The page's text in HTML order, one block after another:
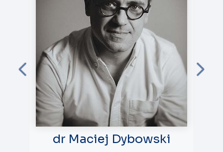
dr Maciej Dybowski